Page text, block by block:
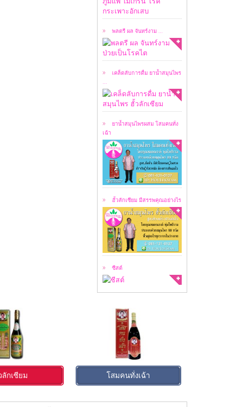
พลตรี ผล จันทร์งาม ...
อนุญาตให้ชมคลิปการ
สัมภาษณ์ ...
เคล็ดลับการดื่ม ยาน้ำสมุนไพร
...
เคล็ดลับในการดื่มยา
น้ำสมุนไพร ฮั้วลักเซียม
ยาน้ำสมุนไพรผสม โสมคนทั่ง
เฉ้า
หลังจากที่ ยาน้ำ
สมุนไพร ฮั้วลักเซียม
ฮั้วลักเซียม มีสรรพคุณอย่างไร
ฮั้วลักเซียม คือ
สมุนไพร 99 ชนิด ...
ซีสต์
สาเหตุของการเกิดซีสต์
ซีสต์ คือ ...
ลักเซียม โสมคนทั่งเฉ้า